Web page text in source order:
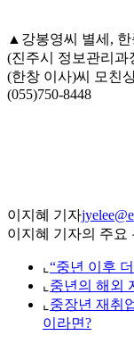
▲강봉영씨 별세, 한
(진주시 정보관리과
(한창 이사)씨 모친
(055)750-8448
이지혜 기자
이지혜 기자의 주요
⌞ “중년 이후
⌞ 중년의 해외
⌞ 중장년 재취
이라면?